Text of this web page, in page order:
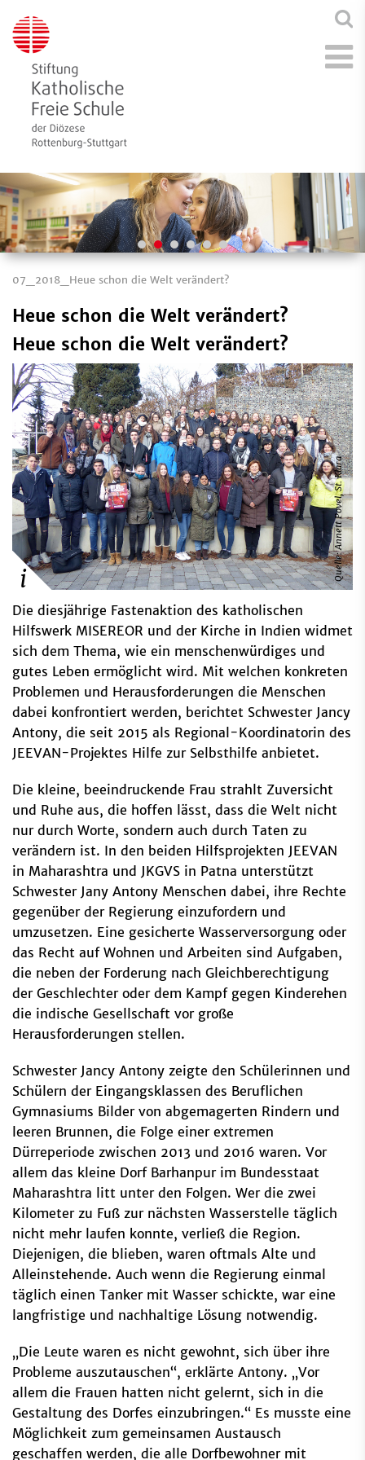
07_2018_Heue schon die Welt verändert?
Heue schon die Welt verändert?
Heue schon die Welt verändert?
Quelle: Annett Povel, St. Klara
Die diesjährige Fastenaktion des katholischen
Hilfswerk MISEREOR und der Kirche in Indien widmet
sich dem Thema, wie ein menschenwürdiges und
gutes Leben ermöglicht wird. Mit welchen konkreten
Problemen und Herausforderungen die Menschen
dabei konfrontiert werden, berichtet Schwester Jancy
Antony, die seit 2015 als Regional-Koordinatorin des
JEEVAN-Projektes Hilfe zur Selbsthilfe anbietet.
Die kleine, beeindruckende Frau strahlt Zuversicht
und Ruhe aus, die hoffen lässt, dass die Welt nicht
nur durch Worte, sondern auch durch Taten zu
verändern ist. In den beiden Hilfsprojekten JEEVAN
in Maharashtra und JKGVS in Patna unterstützt
Schwester Jany Antony Menschen dabei, ihre Rechte
gegenüber der Regierung einzufordern und
umzusetzen. Eine gesicherte Wasserversorgung oder
das Recht auf Wohnen und Arbeiten sind Aufgaben,
die neben der Forderung nach Gleichberechtigung
der Geschlechter oder dem Kampf gegen Kinderehen
die indische Gesellschaft vor große
Herausforderungen stellen.
Schwester Jancy Antony zeigte den Schülerinnen und
Schülern der Eingangsklassen des Beruflichen
Gymnasiums Bilder von abgemagerten Rindern und
leeren Brunnen, die Folge einer extremen
Dürreperiode zwischen 2013 und 2016 waren. Vor
allem das kleine Dorf Barhanpur im Bundesstaat
Maharashtra litt unter den Folgen. Wer die zwei
Kilometer zu Fuß zur nächsten Wasserstelle täglich
nicht mehr laufen konnte, verließ die Region.
Diejenigen, die blieben, waren oftmals Alte und
Alleinstehende. Auch wenn die Regierung einmal
täglich einen Tanker mit Wasser schickte, war eine
langfristige und nachhaltige Lösung notwendig.
„Die Leute waren es nicht gewohnt, sich über ihre
Probleme auszutauschen“, erklärte Antony. „Vor
allem die Frauen hatten nicht gelernt, sich in die
Gestaltung des Dorfes einzubringen.“ Es musste eine
Möglichkeit zum gemeinsamen Austausch
geschaffen werden, die alle Dorfbewohner mit